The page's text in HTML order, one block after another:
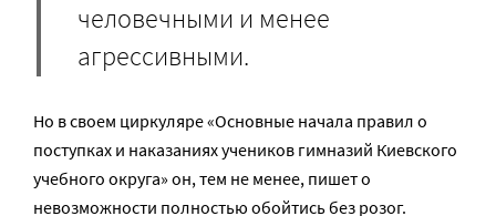
человечными и менее
агрессивными.
Но в своем циркуляре «Основные начала правил о
поступках и наказаниях учеников гимназий Киевского
учебного округа» он, тем не менее, пишет о
невозможности полностью обойтись без розог.